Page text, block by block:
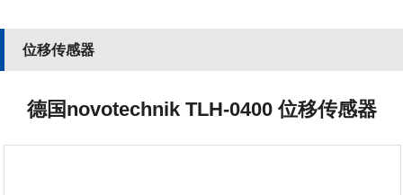
位移传感器
德国novotechnik TLH-0400 位移传感器